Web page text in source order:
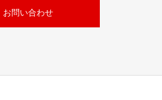
お問い合わせ